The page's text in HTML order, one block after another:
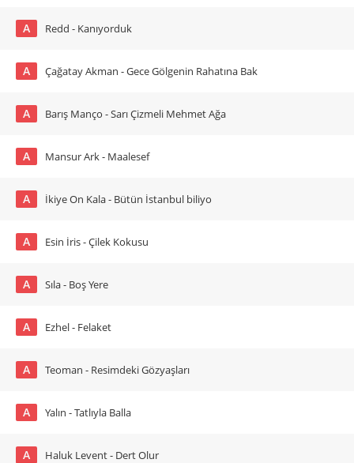
A Redd - Kanıyorduk
A Çağatay Akman - Gece Gölgenin Rahatına Bak
A Barış Manço - Sarı Çizmeli Mehmet Ağa
A Mansur Ark - Maalesef
A İkiye On Kala - Bütün İstanbul biliyo
A Esin İris - Çilek Kokusu
A Sıla - Boş Yere
A Ezhel - Felaket
A Teoman - Resimdeki Gözyaşları
A Yalın - Tatlıyla Balla
A Haluk Levent - Dert Olur